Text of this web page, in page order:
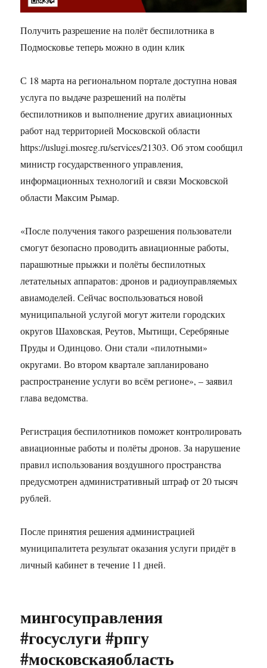
Получить разрешение на полёт беспилотника в
Подмосковье теперь можно в один клик
С 18 марта на региональном портале доступна новая
услуга по выдаче разрешений на полёты
беспилотников и выполнение других авиационных
работ над территорией Московской области
https://uslugi.mosreg.ru/services/21303. Об этом сообщил
министр государственного управления,
информационных технологий и связи Московской
области Максим Рымар.
«После получения такого разрешения пользователи
смогут безопасно проводить авиационные работы,
парашютные прыжки и полёты беспилотных
летательных аппаратов: дронов и радиоуправляемых
авиамоделей. Сейчас воспользоваться новой
муниципальной услугой могут жители городских
округов Шаховская, Реутов, Мытищи, Серебряные
Пруды и Одинцово. Они стали «пилотными»
округами. Во втором квартале запланировано
распространение услуги во всём регионе», – заявил
глава ведомства.
Регистрация беспилотников поможет контролировать
авиационные работы и полёты дронов. За нарушение
правил использования воздушного пространства
предусмотрен административный штраф от 20 тысяч
рублей.
После принятия решения администрацией
муниципалитета результат оказания услуги придёт в
личный кабинет в течение 11 дней.
мингосуправления
#госуслуги #рпгу
#московскаяобласть